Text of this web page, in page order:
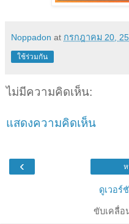
Noppadon at กรกฎาคม 20,
ใช้ร่วมกัน
ไม่มีความคิดเห็น:
แสดงความคิดเห็น
‹
ดูเวอร์
ขับเคลื่อ